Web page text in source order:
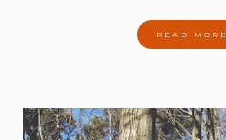
READ